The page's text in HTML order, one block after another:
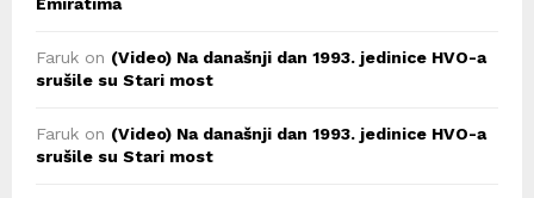
Faruk on (Video) Na današnji dan 1993. jedinice HVO-a
srušile su Stari most
Faruk on (Video) Na današnji dan 1993. jedinice HVO-a
srušile su Stari most